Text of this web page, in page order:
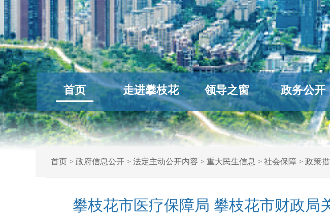
首页 走进攀枝花 领导之窗 政务公开
首页> 政府信息公开> 法定主动公开内容 > 重大民生信息 > 社会保障> 政策
攀枝花市医疗保障局 攀枝花市财政局